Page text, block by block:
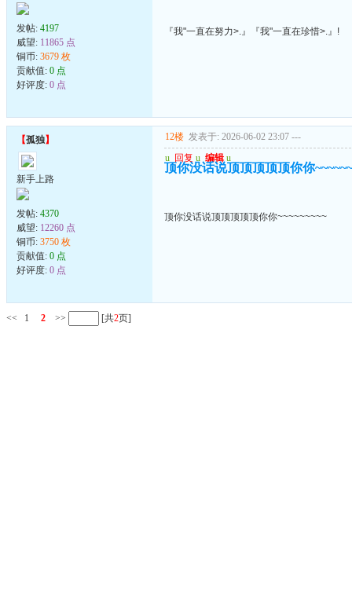
发帖: 4197
威望: 11865 点
铜币: 3679 枚
贡献值: 0 点
好评度: 0 点
『我"一直在努力>.』『我"一直在珍惜>.』!
【孤独】
新手上路
发帖: 4370
威望: 12260 点
铜币: 3750 枚
贡献值: 0 点
好评度: 0 点
12楼 发表于: 2026-06-02 23:07 ---
u 回复 u 编辑 u
顶你没话说顶顶顶顶顶你你
顶你没话说顶顶顶顶顶你你~~~~~~~~~
<< 1 2 >> [共2页]